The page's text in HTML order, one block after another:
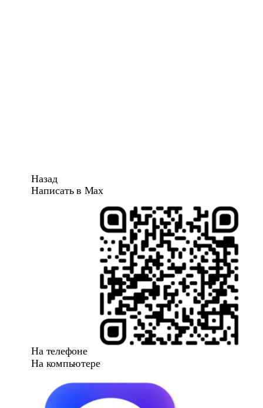
Назад
Написать в Max
На телефоне
На компьютере